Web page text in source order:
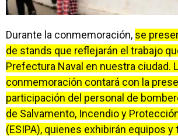
Durante la conmemoración, se
de stands que reflejarán el trabajo
Prefectura Naval en nuestra ciudad.
conmemoración contará con la
participación del personal de
de Salvamento, Incendio y
(ESIPA), quienes exhibirán equipos